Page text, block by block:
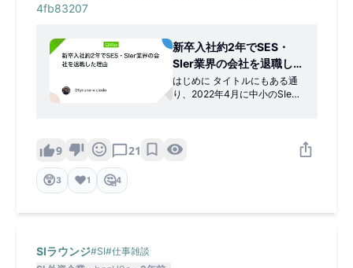
4fb83207
新卒入社約2年でSES・
SIer業界の会社を退職し
た理由 - Qiita
はじめに タイトルにもある通
り、2022年4月に中小のSIe
社でした（メインはSES）。
9 21
😲3 ❤️1 🤔4
SIラウンジ#SI#仕事雑談